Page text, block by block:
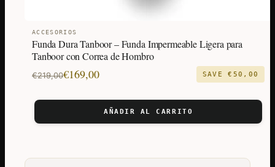
ACCESORIOS
Funda Dura Tanboor – Funda Impermeable Ligera para
Tanboor con Correa de Hombro
€219,00
El
original
era:
€169,00
El
actual
es:
SAVE€ 50,00
AÑADIR AL CARRITO